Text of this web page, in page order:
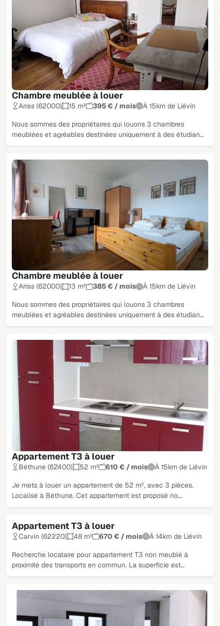
Chambre meublée à louer
Arras (62000) 15 m² 395 € / mois À 15km de Liévin
Nous sommes des propriétaires qui louons 3 chambres
meublées et agréables destinées uniquement à des étudian…
Chambre meublée à louer
Arras (62000) 13 m² 385 € / mois À 15km de Liévin
Nous sommes des propriétaires qui louons 3 chambres
meublées et agréables destinées uniquement à des étudian…
Appartement T3 à louer
Béthune (62400) 52 m² 610 € / mois À 15km de Liévin
Je mets à louer un appartement de 52 m², avec 3 pièces.
Localisé à Béthune. Cet appartement est proposé no…
Appartement T3 à louer
Carvin (62220) 48 m² 670 € / mois À 14km de Liévin
Recherche locataire pour appartement T3 non meublé à
proximité des transports en commun. La superficie est…